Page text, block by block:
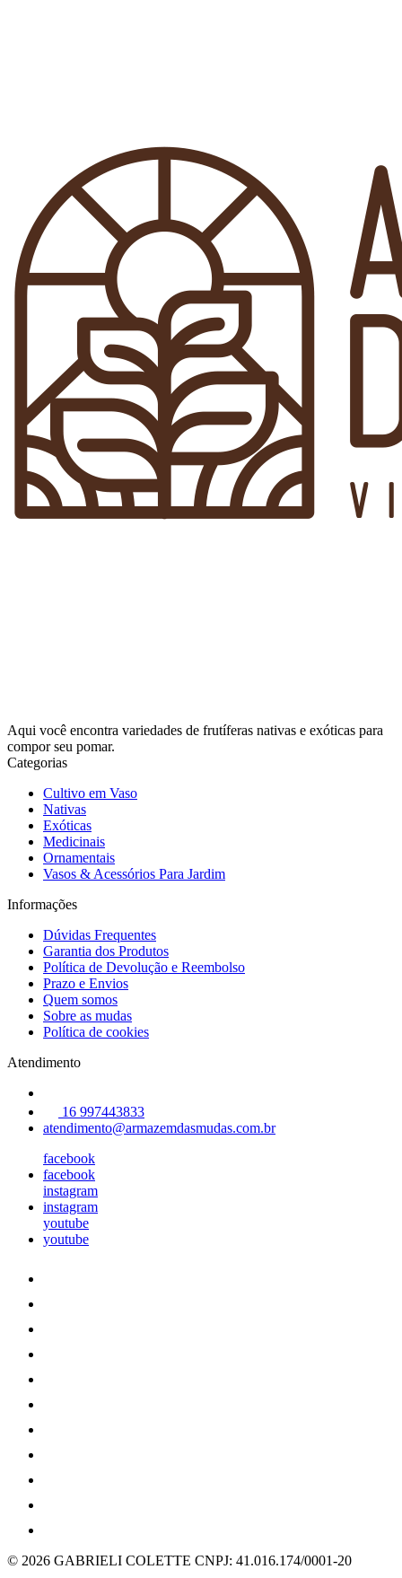
Aqui você encontra variedades de frutíferas nativas e exóticas para
compor seu pomar.
Categorias
Cultivo em Vaso
Nativas
Exóticas
Medicinais
Ornamentais
Vasos & Acessórios Para Jardim
Informações
Dúvidas Frequentes
Garantia dos Produtos
Política de Devolução e Reembolso
Prazo e Envios
Quem somos
Sobre as mudas
Política de cookies
Atendimento
16 997443833
atendimento@armazemdasmudas.com.br
facebook
facebook
instagram
instagram
youtube
youtube
© 2026 GABRIELI COLETTE CNPJ: 41.016.174/0001-20